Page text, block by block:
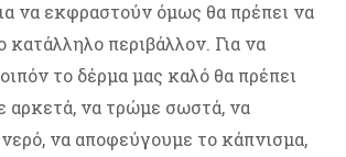
να εκφραστούν όμως θα πρέπει να
κατάλληλο περιβάλλον. Για να
το δέρμα μας καλό θα πρέπει
αρκετά, να τρώμε σωστά, να
να αποφεύγουμε το κάπνισμα,